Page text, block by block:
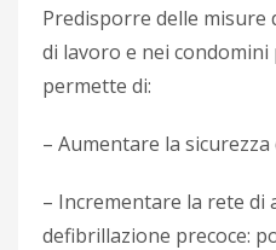
Predisporre delle misure
di lavoro e nei condomini
permette di:
– Aumentare la
– Incrementare la rete di
defibrillazione precoce: